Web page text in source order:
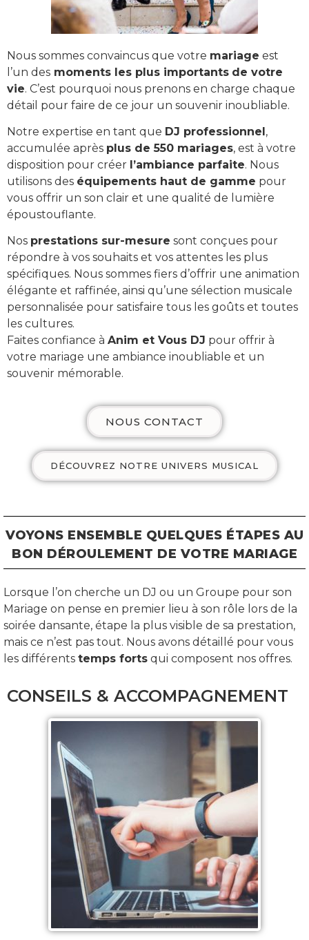
Nous sommes convaincus que votre mariage est
l’un des moments les plus importants de votre
vie. C’est pourquoi nous prenons en charge chaque
détail pour faire de ce jour un souvenir inoubliable.
Notre expertise en tant que DJ professionnel,
accumulée après plus de 550 mariages, est à votre
disposition pour créer l’ambiance parfaite. Nous
utilisons des équipements haut de gamme pour
vous offrir un son clair et une qualité de lumière
époustouflante.
Nos prestations sur-mesure sont conçues pour
répondre à vos souhaits et vos attentes les plus
spécifiques. Nous sommes fiers d’offrir une animation
élégante et raffinée, ainsi qu’une sélection musicale
personnalisée pour satisfaire tous les goûts et toutes
les cultures.
Faites confiance à Anim et Vous DJ pour offrir à
votre mariage une ambiance inoubliable et un
souvenir mémorable.
NOUS CONTACT
DÉCOUVREZ NOTRE UNIVERS MUSICAL
VOYONS ENSEMBLE QUELQUES ÉTAPES AU
BON DÉROULEMENT DE VOTRE MARIAGE
Lorsque l’on cherche un DJ ou un Groupe pour son
Mariage on pense en premier lieu à son rôle lors de la
soirée dansante, étape la plus visible de sa prestation,
mais ce n’est pas tout. Nous avons détaillé pour vous
les différents temps forts qui composent nos offres.
CONSEILS & ACCOMPAGNEMENT